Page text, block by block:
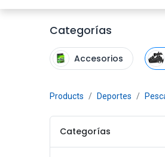
Categorías
Accesorios
Products Deportes
Categorías